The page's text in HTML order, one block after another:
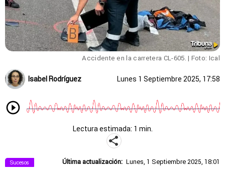
Accidente en la carretera CL-605.| Foto: Ical
Isabel Rodríguez Lunes 1 Septiembre 2025, 17:58
Lectura estimada: 1 min.
Sucesos Última actualización: Lunes, 1 Septiembre 2025, 18:01